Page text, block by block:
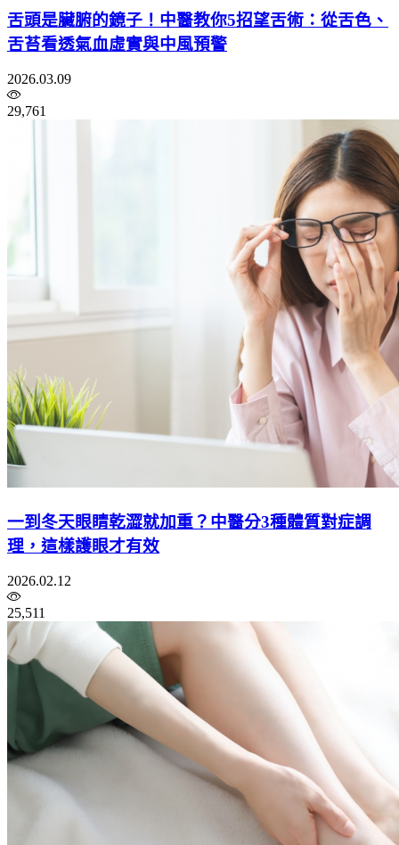
舌頭是臟腑的鏡子！中醫教你5招望舌術：從舌色、
舌苔看透氣血虛實與中風預警
2026.03.09
29,761
一到冬天眼睛乾澀就加重？中醫分3種體質對症調
理，這樣護眼才有效
2026.02.12
25,511